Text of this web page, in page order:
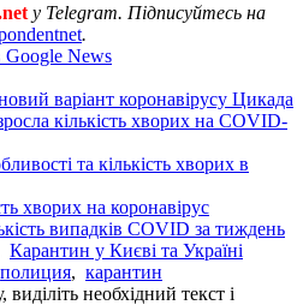
у Telegram. Підписуйтесь на
.
Google News
варіант коронавірусу Цикада
кількість хворих на COVID-
та кількість хворих в
хворих на коронавірус
випадків COVID за тиждень
Карантин у Києві та Україні
полиция, карантин
необхідний текст і